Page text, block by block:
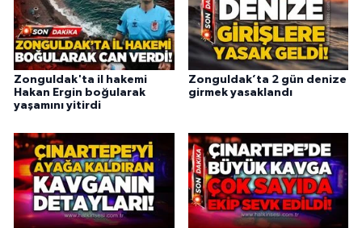
Zonguldak'ta il hakemi
Hakan Ergin boğularak
yaşamını yitirdi
Zonguldak’ta 2 gün denize
girmek yasaklandı